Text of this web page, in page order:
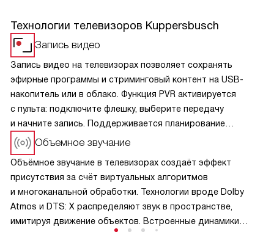
Технологии телевизоров Kuppersbusch
Запись видео
Запись видео на телевизорах позволяет сохранять
эфирные программы и стриминговый контент на USB-
накопитель или в облако. Функция PVR активируется
с пульта: подключите флешку, выберите передачу
и начните запись. Поддерживается планирование
по телегиду, пауза и перемотка в реальном времени.
Форматы совместимы с ПК и другими устройствами.
Запись удобна для создания личной медиатеки,
просмотра без рекламы и сохранения важных моментов.
Убедитесь в достаточной скорости накопителя
и свободном месте для стабильной работы функции.
Объемное звучание
Объёмное звучание в телевизорах создаёт эффект
присутствия за счёт виртуальных алгоритмов
и многоканальной обработки. Технологии вроде Dolby
Atmos и DTS: X распределяют звук в пространстве,
имитируя движение объектов. Встроенные динамики